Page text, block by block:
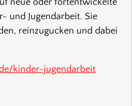
und Jugendarbeit. Sie
reinzugucken und dabei
kinder-jugendarbeit